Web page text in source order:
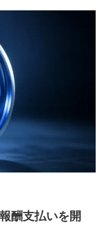
酬支払いを開